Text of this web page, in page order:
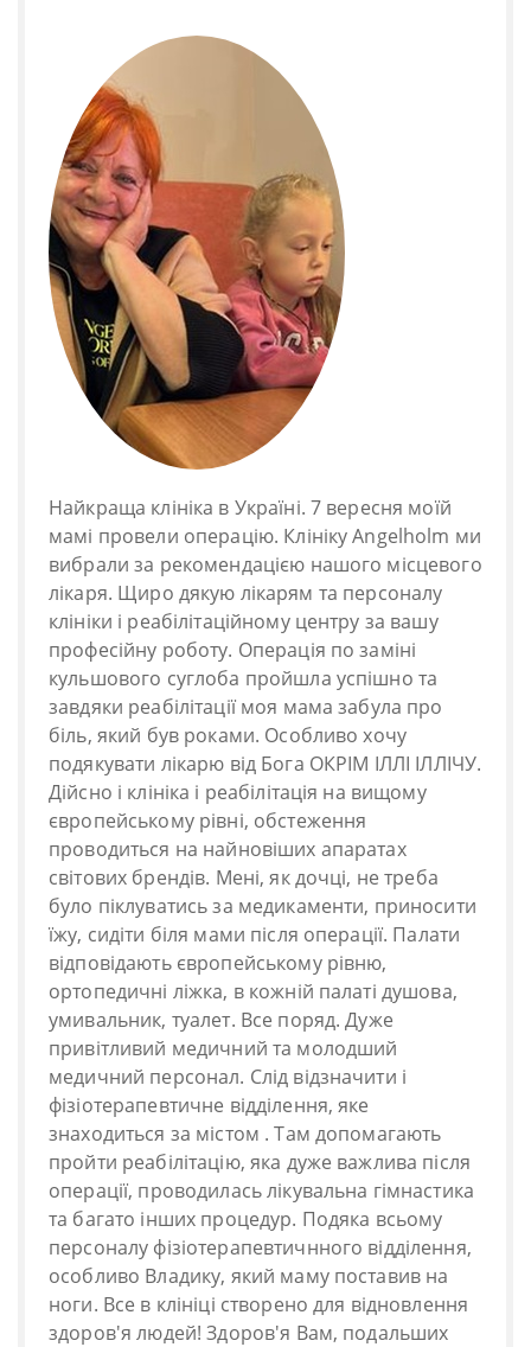
Найкраща клініка в Україні. 7 вересня моїй
мамі провели операцію. Клініку Angelholm ми
вибрали за рекомендацією нашого місцевого
лікаря. Щиро дякую лікарям та персоналу
клініки і реабілітаційному центру за вашу
професійну роботу. Операція по заміні
кульшового суглоба пройшла успішно та
завдяки реабілітації моя мама забула про
біль, який був роками. Особливо хочу
подякувати лікарю від Бога ОКРІМ ІЛЛІ ІЛЛІЧУ.
Дійсно і клініка і реабілітація на вищому
європейському рівні, обстеження
проводиться на найновіших апаратах
світових брендів. Мені, як дочці, не треба
було піклуватись за медикаменти, приносити
їжу, сидіти біля мами після операції. Палати
відповідають європейському рівню,
ортопедичні ліжка, в кожній палаті душова,
умивальник, туалет. Все поряд. Дуже
привітливий медичний та молодший
медичний персонал. Слід відзначити і
фізіотерапевтичне відділення, яке
знаходиться за містом . Там допомагають
пройти реабілітацію, яка дуже важлива після
операції, проводилась лікувальна гімнастика
та багато інших процедур. Подяка всьому
персоналу фізіотерапевтичнного відділення,
особливо Владику, який маму поставив на
ноги. Все в клініці створено для відновлення
здоров'я людей! Здоров'я Вам, подальших